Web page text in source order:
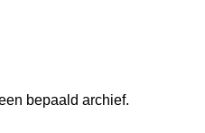
bepaald archief.